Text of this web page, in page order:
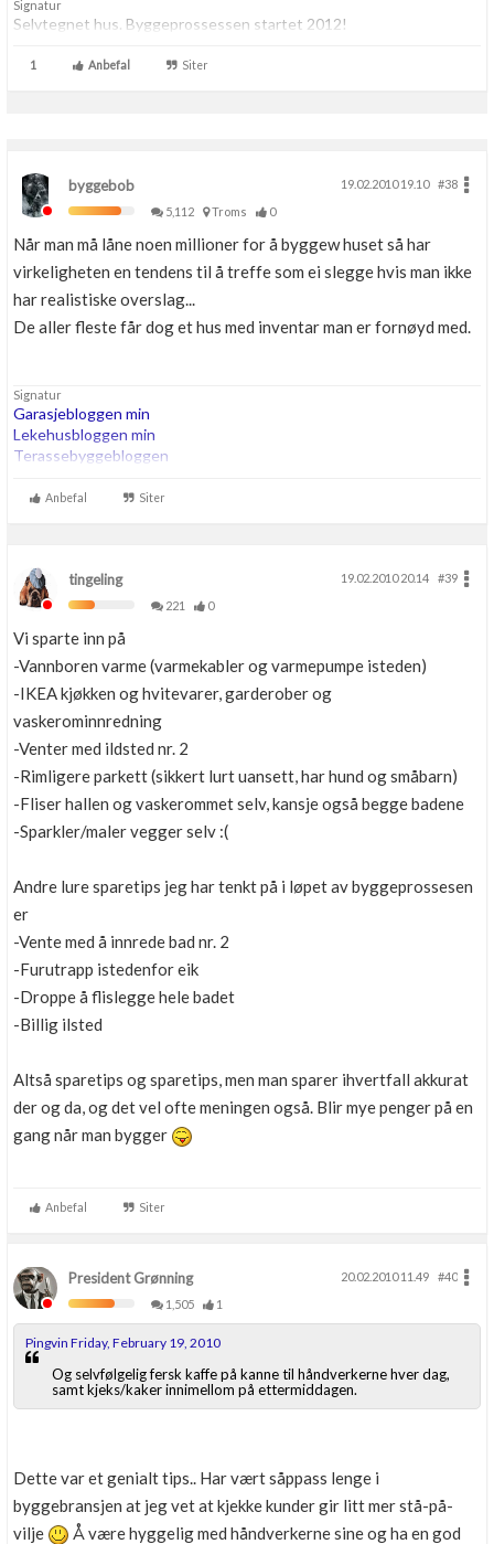
Signatur
Selvtegnet hus. Byggeprossessen startet 2012!
1 Anbefal Siter
byggebob 19.02.2010 19.10
#38
5,112
Troms 0
Når man må låne noen millioner for å byggew huset så har
virkeligheten en tendens til å treffe som ei slegge hvis man ikke
har realistiske overslag...
De aller fleste får dog et hus med inventar man er fornøyd med.
Signatur
Garasjebloggen min
Lekehusbloggen min
Terassebyggebloggen
260m2 bta trehus etter TEK07, Thermia Optimum G2 8kw i serie
Anbefal Siter
tingeling 19.02.2010 20.14
#39
221
0
Vi sparte inn på
-Vannboren varme (varmekabler og varmepumpe isteden)
-IKEA kjøkken og hvitevarer, garderober og
vaskerominnredning
-Venter med ildsted nr. 2
-Rimligere parkett (sikkert lurt uansett, har hund og småbarn)
-Fliser hallen og vaskerommet selv, kansje også begge badene
-Sparkler/maler vegger selv :(
Andre lure sparetips jeg har tenkt på i løpet av byggeprossesen
er
-Vente med å innrede bad nr. 2
-Furutrapp istedenfor eik
-Droppe å flislegge hele badet
-Billig ilsted
Altså sparetips og sparetips, men man sparer ihvertfall akkurat
der og da, og det vel ofte meningen også. Blir mye penger på en
gang når man bygger
Anbefal Siter
President Grønning 20.02.2010 11.49
#40
1,505
1
Pingvin Friday, February 19, 2010
Og selvfølgelig fersk kaffe på kanne til håndverkerne hver dag,
samt kjeks/kaker innimellom på ettermiddagen.
Dette var et genialt tips.. Har vært såppass lenge i
byggebransjen at jeg vet at kjekke kunder gir litt mer stå-på-
vilje
Å være hyggelig med håndverkerne sine og ha en god